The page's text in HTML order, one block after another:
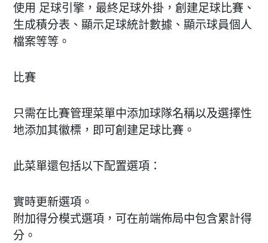
使用 足球引擎，最終足球外掛，創建足球比賽、
生成積分表、顯示足球統計數據、顯示球員個人
檔案等等。
比賽
只需在比賽管理菜單中添加球隊名稱以及選擇性
地添加其徽標，即可創建足球比賽。
此菜單還包括以下配置選項：
實時更新選項。
附加得分模式選項，可在前端佈局中包含累計得
分。